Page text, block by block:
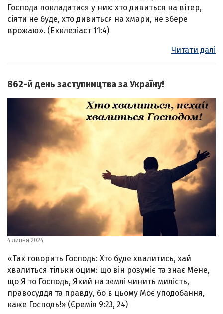
Господа покладатися у них: хто дивиться на вітер,
сіяти не буде, хто дивиться на хмари, не збере
врожаю». (Екклезіаст 11:4)
Читати далі
862-й день заступництва за Україну!
4 липня 2024
«Так говорить Господь: Хто буде хвалитись, хай
хвалиться тільки оцим: що він розуміє та знає Мене,
що Я то Господь, Який на землі чинить милість,
правосуддя та правду, бо в цьому Моє уподобання,
каже Господь!» (Єремія 9:23, 24)